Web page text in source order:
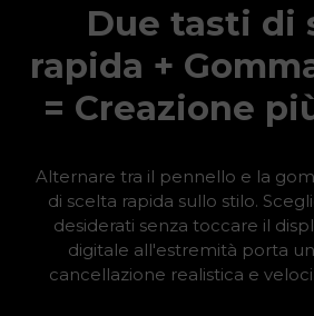
Due tasti di
rapida +
= Creazione
Alternare tra il pennello e la
di scelta rapida sullo stilo.
desiderati senza toccare il
digitale all'estremità porta
cancellazione realistica e